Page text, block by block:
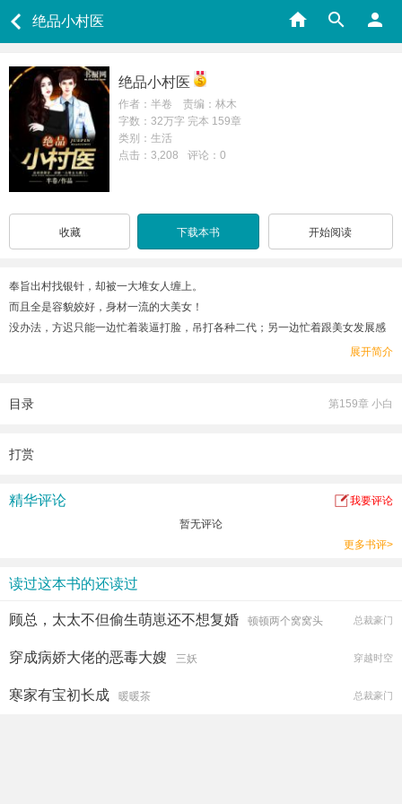
绝品小村医
绝品小村医
作者：半卷 责编：林木
字数：32万字 完本 159章
类别：生活
点击：3,208
评论：0
收藏 下载本书 开始阅读
奉旨出村找银针，却被一大堆女人缠上。
而且全是容貌姣好，身材一流的大美女！
没办法，方迟只能一边忙着装逼打脸，吊打各种二代；另一边忙着跟美女发展感
展开简介
目录 第159章 小白
打赏
精华评论
我要评论
暂无评论
更多书评>
读过这本书的还读过
顾总，太太不但偷生萌崽还不想复婚 顿顿两个窝窝头 总裁豪门
穿成病娇大佬的恶毒大嫂 三妖 穿越时空
寒家有宝初长成 暖暖茶 总裁豪门